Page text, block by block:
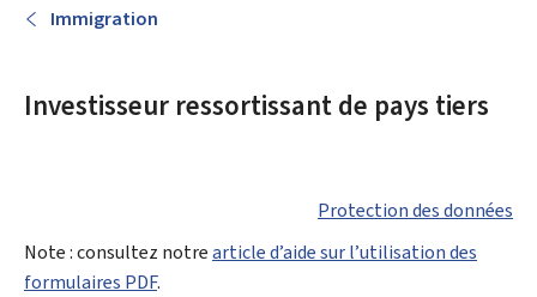
Immigration
Investisseur ressortissant de pays tiers
Protection des données
Note : consultez notrearticle d’aide sur l’utilisation des
formulaires PDF.